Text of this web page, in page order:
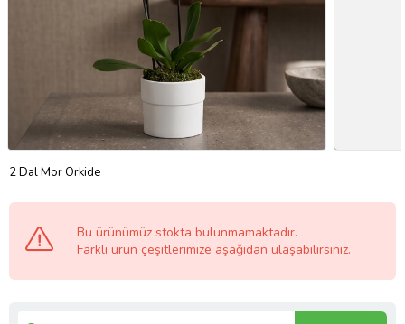
2 Dal Mor Orkide
Bu ürünümüz stokta bulunmamaktadır.
Farklı ürün çeşitlerimize aşağıdan ulaşabilirsiniz.